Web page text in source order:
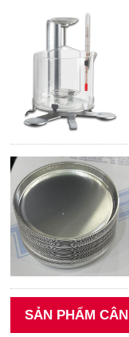
SẢN PHẨM CÂN